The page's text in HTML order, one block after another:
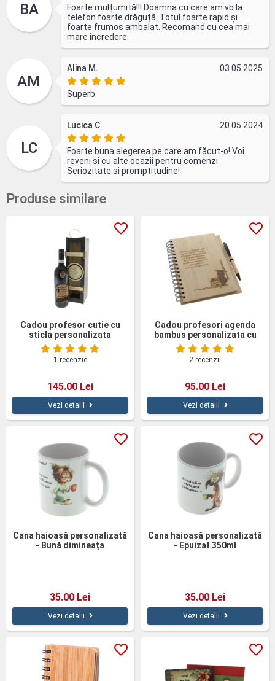
BA
Foarte mulțumită!!! Doamna cu care am vb la
telefon foarte drăguță. Totul foarte rapid și
foarte frumos ambalat. Recomand cu cea mai
mare încredere.
AM
Alina M. 03.05.2025
Superb.
LC
Lucica C. 20.05.2024
Foarte buna alegerea pe care am făcut-o! Voi
reveni si cu alte ocazii pentru comenzi.
Seriozitate si promptitudine!
Produse similare
Cadou profesor cutie cu
sticla personalizata
1 recenzie
145.00 Lei
Vezi detalii
Cadou profesori agenda
bambus personalizata cu
pix
2 recenzii
95.00 Lei
Vezi detalii
Cana haioasă personalizată
- Bună dimineața
35.00 Lei
Vezi detalii
Cana haioasă personalizată
- Epuizat 350ml
35.00 Lei
Vezi detalii